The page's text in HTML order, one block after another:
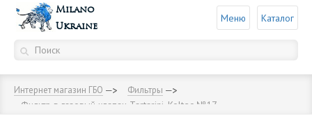
Milano
Ukraine
Меню Каталог
Интернет магазин ГБО Фильтры
Фильтр в газовый клапан Tartarini, Koltec №17